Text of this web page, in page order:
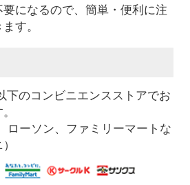
になるので、簡単・便利に注
す。
下のコンビニエンスストアでお
ローソン、ファミリーマートな